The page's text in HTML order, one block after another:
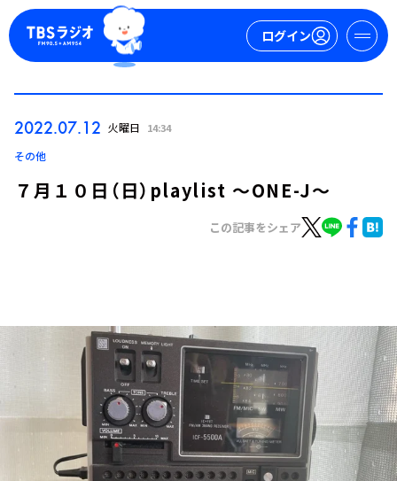
ログイン
今日の番組表
週間番組表
トピックス
TBS Podcast
お知らせ
イベント・グッズ
YouTube
会社情報
2022.07.12 火曜日 14:34
その他
７月１０日（日）playlist ～ONE-J～
この記事をシェア